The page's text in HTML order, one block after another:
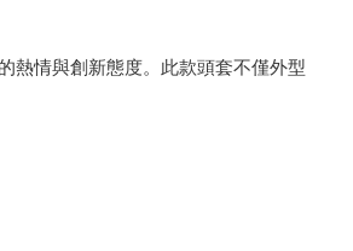
熱情與創新態度。此款頭套不僅外型